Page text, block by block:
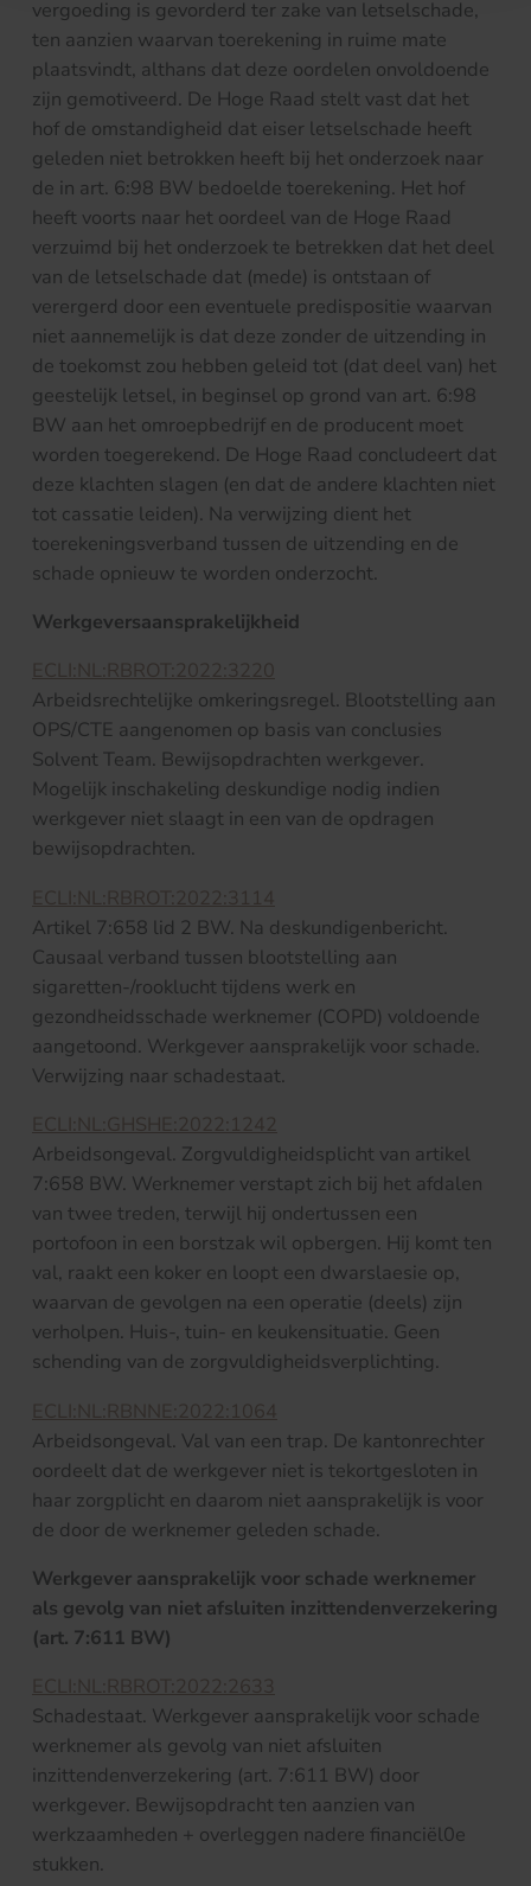
vergoeding is gevorderd ter zake van letselschade,
ten aanzien waarvan toerekening in ruime mate
plaatsvindt, althans dat deze oordelen onvoldoende
zijn gemotiveerd. De Hoge Raad stelt vast dat het
hof de omstandigheid dat eiser letselschade heeft
geleden niet betrokken heeft bij het onderzoek naar
de in art. 6:98 BW bedoelde toerekening. Het hof
heeft voorts naar het oordeel van de Hoge Raad
verzuimd bij het onderzoek te betrekken dat het deel
van de letselschade dat (mede) is ontstaan of
verergerd door een eventuele predispositie waarvan
niet aannemelijk is dat deze zonder de uitzending in
de toekomst zou hebben geleid tot (dat deel van) het
geestelijk letsel, in beginsel op grond van art. 6:98
BW aan het omroepbedrijf en de producent moet
worden toegerekend. De Hoge Raad concludeert dat
deze klachten slagen (en dat de andere klachten niet
tot cassatie leiden). Na verwijzing dient het
toerekeningsverband tussen de uitzending en de
schade opnieuw te worden onderzocht.
Werkgeversaansprakelijkheid
ECLI:NL:RBROT:2022:3220
Arbeidsrechtelijke omkeringsregel. Blootstelling aan
OPS/CTE aangenomen op basis van conclusies
Solvent Team. Bewijsopdrachten werkgever.
Mogelijk inschakeling deskundige nodig indien
werkgever niet slaagt in een van de opdragen
bewijsopdrachten.
ECLI:NL:RBROT:2022:3114
Artikel 7:658 lid 2 BW. Na deskundigenbericht.
Causaal verband tussen blootstelling aan
sigaretten-/rooklucht tijdens werk en
gezondheidsschade werknemer (COPD) voldoende
aangetoond. Werkgever aansprakelijk voor schade.
Verwijzing naar schadestaat.
ECLI:NL:GHSHE:2022:1242
Arbeidsongeval. Zorgvuldigheidsplicht van artikel
7:658 BW. Werknemer verstapt zich bij het afdalen
van twee treden, terwijl hij ondertussen een
portofoon in een borstzak wil opbergen. Hij komt ten
val, raakt een koker en loopt een dwarslaesie op,
waarvan de gevolgen na een operatie (deels) zijn
verholpen. Huis-, tuin- en keukensituatie. Geen
schending van de zorgvuldigheidsverplichting.
ECLI:NL:RBNNE:2022:1064
Arbeidsongeval. Val van een trap. De kantonrechter
oordeelt dat de werkgever niet is tekortgesloten in
haar zorgplicht en daarom niet aansprakelijk is voor
de door de werknemer geleden schade.
Werkgever aansprakelijk voor schade werknemer
als gevolg van niet afsluiten inzittendenverzekering
(art. 7:611 BW)
ECLI:NL:RBROT:2022:2633
Schadestaat. Werkgever aansprakelijk voor schade
werknemer als gevolg van niet afsluiten
inzittendenverzekering (art. 7:611 BW) door
werkgever. Bewijsopdracht ten aanzien van
werkzaamheden + overleggen nadere financiël0e
stukken.